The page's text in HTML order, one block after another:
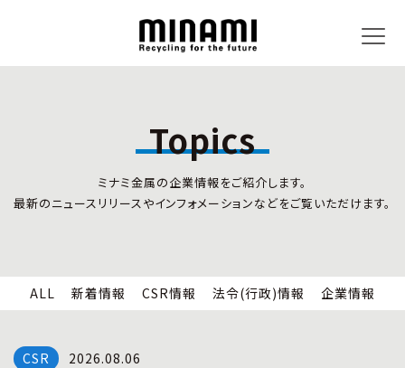
CSR情報
企業情報
全国事業所紹介
事業内容
リサイクルサービス
小型家電リサイクル法
全国の回収対応
Topics
ミナミ金属の企業情報をご紹介します。
最新のニュースリリースやインフォメーションなどをご覧いただけます。
ALL 新着情報 CSR情報 法令(行政)情報 企業情報
2026.08.06